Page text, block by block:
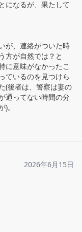
になるが、果たして
が、連絡がついた時
方が自然では？と
に意味がなかったこ
ているのを見つけら
(後者は、警察は妻の
通ってない時間の分
。
2026年6月15日